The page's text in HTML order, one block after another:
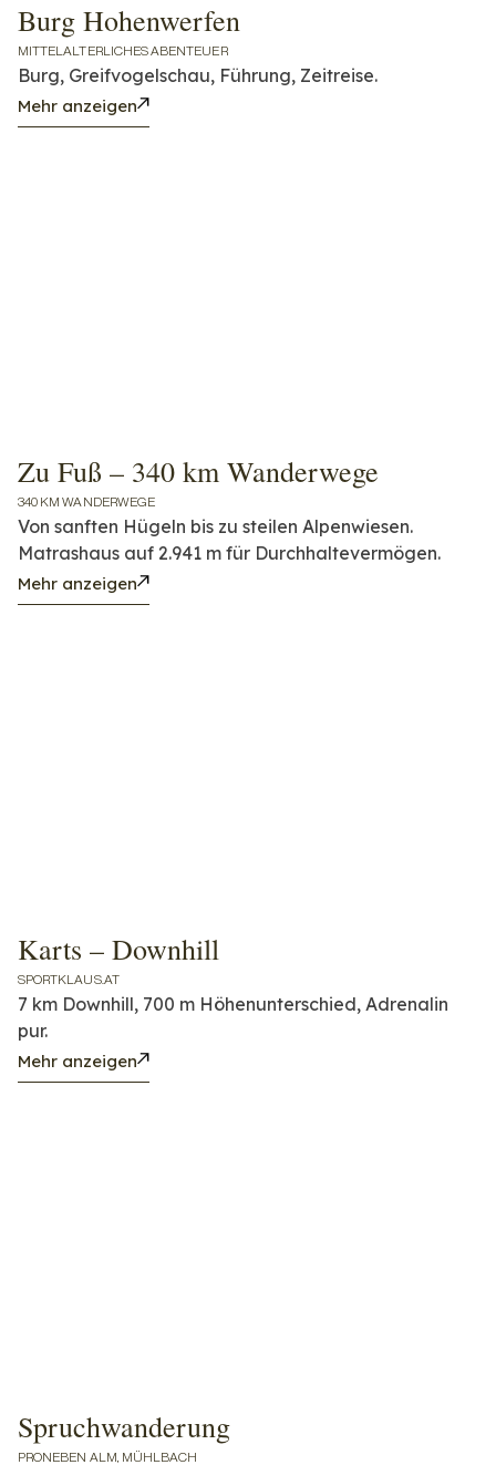
Burg Hohenwerfen
MITTELALTERLICHES ABENTEUER
Burg, Greifvogelschau, Führung, Zeitreise.
Mehr anzeigen
Zu Fuß – 340 km Wanderwege
340 KM WANDERWEGE
Von sanften Hügeln bis zu steilen Alpenwiesen.
Matrashaus auf 2.941 m für Durchhaltevermögen.
Mehr anzeigen
Karts – Downhill
SPORTKLAUS.AT
7 km Downhill, 700 m Höhenunterschied, Adrenalin
pur.
Mehr anzeigen
Spruchwanderung
PRONEBEN ALM, MÜHLBACH